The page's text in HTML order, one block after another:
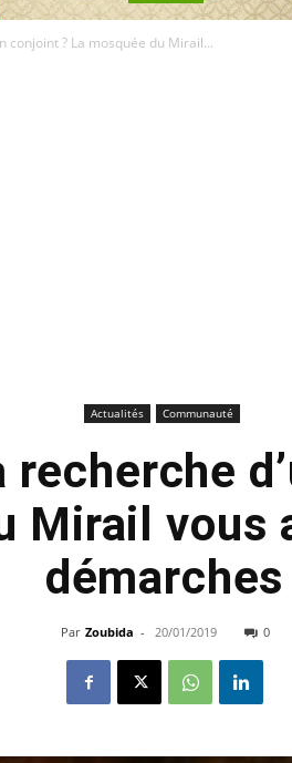
conjoint ? La mosquée du Mirail...
Actualités Communauté
Mirail vous
démarches
Par Zoubida - 20/01/2019 0